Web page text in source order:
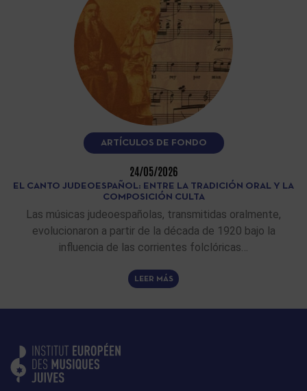
ARTÍCULOS DE FONDO
24/05/2026
EL CANTO JUDEOESPAÑOL: ENTRE LA TRADICIÓN ORAL Y LA
COMPOSICIÓN CULTA
Las músicas judeoespañolas, transmitidas oralmente,
evolucionaron a partir de la década de 1920 bajo la
influencia de las corrientes folclóricas…
LEER MÁS